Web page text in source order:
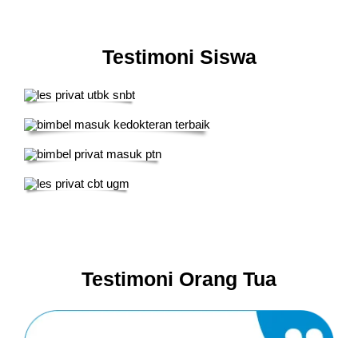
Testimoni Siswa
Testimoni Orang Tua